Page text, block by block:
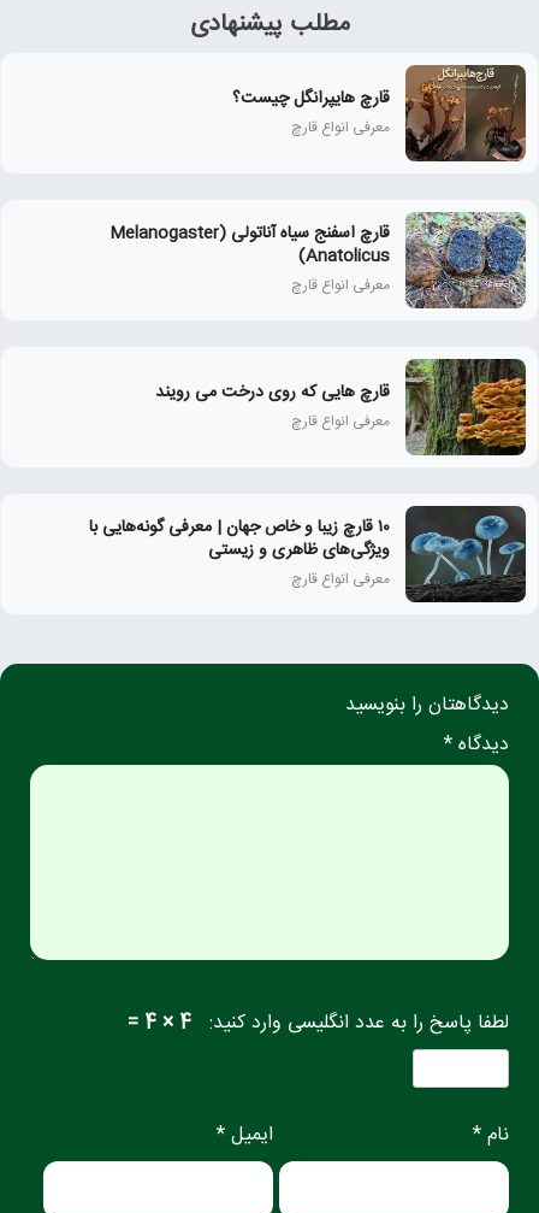
مطلب پیشنهادی
قارچ هایپرانگل چیست؟
معرفی انواع قارچ
قارچ اسفنج سیاه آناتولی (Melanogaster
Anatolicus)
معرفی انواع قارچ
قارچ هایی که روی درخت می رویند
معرفی انواع قارچ
۱۰ قارچ زیبا و خاص جهان | معرفی گونه‌هایی با
ویژگی‌های ظاهری و زیستی
معرفی انواع قارچ
دیدگاهتان را بنویسید
دیدگاه *
لطفا پاسخ را به عدد انگلیسی وارد کنید: 4 × 4 =
نام * ایمیل *